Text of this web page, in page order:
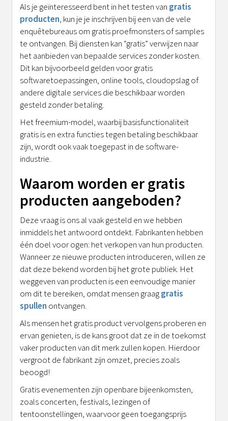
Als je geïnteresseerd bent in het testen van gratis
producten, kun je je inschrijven bij een van de vele
enquêtebureaus om gratis proefmonsters of samples
te ontvangen. Bij diensten kan “gratis” verwijzen naar
het aanbieden van bepaalde services zonder kosten.
Dit kan bijvoorbeeld gelden voor gratis
softwaretoepassingen, online tools, cloudopslag of
andere digitale services die beschikbaar worden
gesteld zonder betaling.
Het freemium-model, waarbij basisfunctionaliteit
gratis is en extra functies tegen betaling beschikbaar
zijn, wordt ook vaak toegepast in de software-
industrie.
Waarom worden er gratis
producten aangeboden?
Deze vraag is ons al vaak gesteld en we hebben
inmiddels het antwoord ontdekt. Fabrikanten hebben
één doel voor ogen: het verkopen van hun producten.
Wanneer ze nieuwe producten introduceren, willen ze
dat deze bekend worden bij het grote publiek. Het
weggeven van producten is een eenvoudige manier
om dit te bereiken, omdat mensen graaggratis
spullen ontvangen.
Als mensen het gratis product vervolgens proberen en
ervan genieten, is de kans groot dat ze in de toekomst
vaker producten van dit merk zullen kopen. Hierdoor
vergroot de fabrikant zijn omzet, precies zoals
beoogd!
Gratis evenementen zijn openbare bijeenkomsten,
zoals concerten, festivals, lezingen of
tentoonstellingen, waarvoor geen toegangsprijs